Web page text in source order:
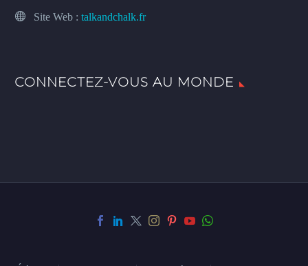
Site Web : talkandchalk.fr
CONNECTEZ-VOUS AU MONDE